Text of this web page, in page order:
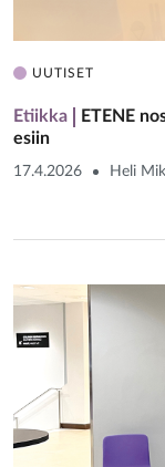
UUTISET
Etiikka
ETENE
esiin
17.4.2026 Heli